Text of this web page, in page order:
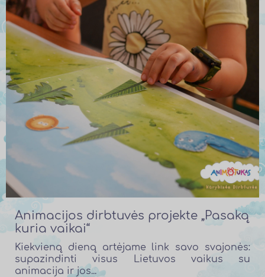
Animacijos dirbtuvės projekte „Pasaką
kuria vaikai“
Kiekvieną dieną artėjame link savo svajonės:
supazindinti visus Lietuvos vaikus su
animacija ir jos...